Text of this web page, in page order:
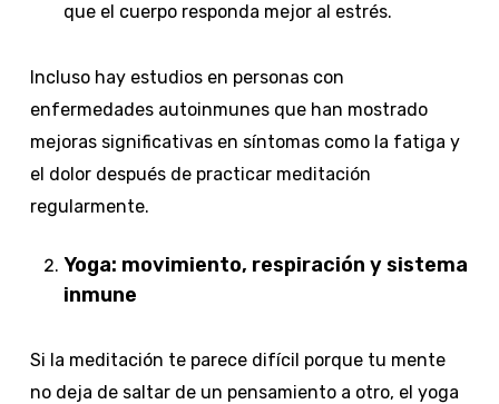
que el cuerpo responda mejor al estrés.
Incluso hay estudios en personas con
enfermedades autoinmunes que han mostrado
mejoras significativas en síntomas como la fatiga y
el dolor después de practicar meditación
regularmente.
Yoga: movimiento, respiración y sistema
inmune
Si la meditación te parece difícil porque tu mente
no deja de saltar de un pensamiento a otro, el yoga